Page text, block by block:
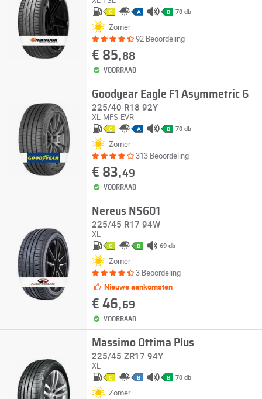
C A B 70 db
Zomer
92 Beoordeling
€ 85,88
VOORRAAD
Goodyear Eagle F1 Asymmetric 6
225/40 R18 92Y
XL MFS EVR
C A B 70 db
Zomer
313 Beoordeling
€ 83,49
VOORRAAD
Nereus NS601
225/45 R17 94W
XL
C B 69 db
Zomer
3 Beoordeling
Nieuwe aankomsten
€ 46,69
VOORRAAD
Massimo Ottima Plus
225/45 ZR17 94Y
XL
C B B 70 db
Zomer